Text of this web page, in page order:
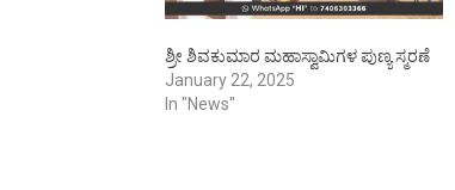
ಶ್ರೀ ಶಿವಕುಮಾರ ಮಹಾಸ್ವಾಮಿಗಳ ಪುಣ್ಯ ಸ್ಮರಣೆ
January 22, 2025
In "News"